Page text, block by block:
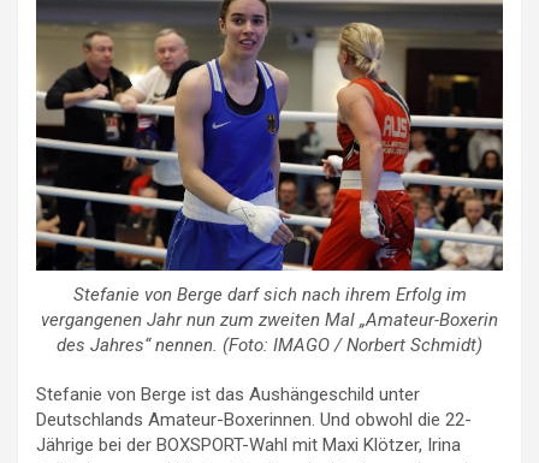
Stefanie von Berge darf sich nach ihrem Erfolg im
vergangenen Jahr nun zum zweiten Mal „Amateur-Boxerin
des Jahres“ nennen. (Foto: IMAGO / Norbert Schmidt)
Stefanie von Berge ist das Aushängeschild unter
Deutschlands Amateur-Boxerinnen. Und obwohl die 22-
Jährige bei der BOXSPORT-Wahl mit Maxi Klötzer, Irina